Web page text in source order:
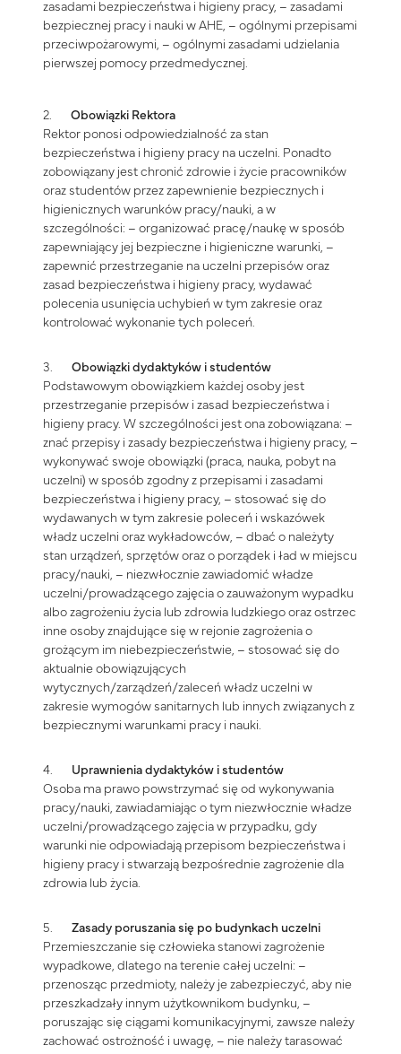
zasadami bezpieczeństwa i higieny pracy, – zasadami
bezpiecznej pracy i nauki w AHE, – ogólnymi przepisami
przeciwpożarowymi, – ogólnymi zasadami udzielania
pierwszej pomocy przedmedycznej.
2. Obowiązki Rektora
Rektor ponosi odpowiedzialność za stan
bezpieczeństwa i higieny pracy na uczelni. Ponadto
zobowiązany jest chronić zdrowie i życie pracowników
oraz studentów przez zapewnienie bezpiecznych i
higienicznych warunków pracy/nauki, a w
szczególności: – organizować pracę/naukę w sposób
zapewniający jej bezpieczne i higieniczne warunki, –
zapewnić przestrzeganie na uczelni przepisów oraz
zasad bezpieczeństwa i higieny pracy, wydawać
polecenia usunięcia uchybień w tym zakresie oraz
kontrolować wykonanie tych poleceń.
3. Obowiązki dydaktyków i studentów
Podstawowym obowiązkiem każdej osoby jest
przestrzeganie przepisów i zasad bezpieczeństwa i
higieny pracy. W szczególności jest ona zobowiązana: –
znać przepisy i zasady bezpieczeństwa i higieny pracy, –
wykonywać swoje obowiązki (praca, nauka, pobyt na
uczelni) w sposób zgodny z przepisami i zasadami
bezpieczeństwa i higieny pracy, – stosować się do
wydawanych w tym zakresie poleceń i wskazówek
władz uczelni oraz wykładowców, – dbać o należyty
stan urządzeń, sprzętów oraz o porządek i ład w miejscu
pracy/nauki, – niezwłocznie zawiadomić władze
uczelni/prowadzącego zajęcia o zauważonym wypadku
albo zagrożeniu życia lub zdrowia ludzkiego oraz ostrzec
inne osoby znajdujące się w rejonie zagrożenia o
grożącym im niebezpieczeństwie, – stosować się do
aktualnie obowiązujących
wytycznych/zarządzeń/zaleceń władz uczelni w
zakresie wymogów sanitarnych lub innych związanych z
bezpiecznymi warunkami pracy i nauki.
4. Uprawnienia dydaktyków i studentów
Osoba ma prawo powstrzymać się od wykonywania
pracy/nauki, zawiadamiając o tym niezwłocznie władze
uczelni/prowadzącego zajęcia w przypadku, gdy
warunki nie odpowiadają przepisom bezpieczeństwa i
higieny pracy i stwarzają bezpośrednie zagrożenie dla
zdrowia lub życia.
5. Zasady poruszania się po budynkach uczelni
Przemieszczanie się człowieka stanowi zagrożenie
wypadkowe, dlatego na terenie całej uczelni: –
przenosząc przedmioty, należy je zabezpieczyć, aby nie
przeszkadzały innym użytkownikom budynku, –
poruszając się ciągami komunikacyjnymi, zawsze należy
zachować ostrożność i uwagę, – nie należy tarasować